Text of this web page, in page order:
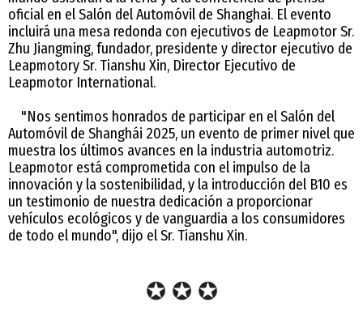
oficial en el Salón del Automóvil de Shanghai. El evento
incluirá una mesa redonda con ejecutivos de Leapmotor Sr.
Zhu Jiangming, fundador, presidente y director ejecutivo de
Leapmotory Sr. Tianshu Xin, Director Ejecutivo de
Leapmotor International.
"Nos sentimos honrados de participar en el Salón del
Automóvil de Shanghái 2025, un evento de primer nivel que
muestra los últimos avances en la industria automotriz.
Leapmotor está comprometida con el impulso de la
innovación y la sostenibilidad, y la introducción del B10 es
un testimonio de nuestra dedicación a proporcionar
vehículos ecológicos y de vanguardia a los consumidores
de todo el mundo", dijo el Sr. Tianshu Xin.
✪ ✪ ✪